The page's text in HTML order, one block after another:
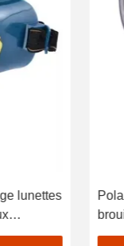
lunettes
soudeur